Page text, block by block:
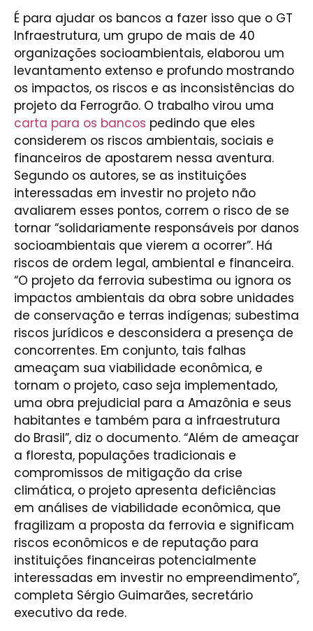
É para ajudar os bancos a fazer isso que o GT
Infraestrutura, um grupo de mais de 40
organizações socioambientais, elaborou um
levantamento extenso e profundo mostrando
os impactos, os riscos e as inconsistências do
projeto da Ferrogrão. O trabalho virou uma
carta para os bancos pedindo que eles
considerem os riscos ambientais, sociais e
financeiros de apostarem nessa aventura.
Segundo os autores, se as instituições
interessadas em investir no projeto não
avaliarem esses pontos, correm o risco de se
tornar “solidariamente responsáveis por danos
socioambientais que vierem a ocorrer”. Há
riscos de ordem legal, ambiental e financeira.
“O projeto da ferrovia subestima ou ignora os
impactos ambientais da obra sobre unidades
de conservação e terras indígenas; subestima
riscos jurídicos e desconsidera a presença de
concorrentes. Em conjunto, tais falhas
ameaçam sua viabilidade econômica, e
tornam o projeto, caso seja implementado,
uma obra prejudicial para a Amazônia e seus
habitantes e também para a infraestrutura
do Brasil”, diz o documento. “Além de ameaçar
a floresta, populações tradicionais e
compromissos de mitigação da crise
climática, o projeto apresenta deficiências
em análises de viabilidade econômica, que
fragilizam a proposta da ferrovia e significam
riscos econômicos e de reputação para
instituições financeiras potencialmente
interessadas em investir no empreendimento”,
completa Sérgio Guimarães, secretário
executivo da rede.